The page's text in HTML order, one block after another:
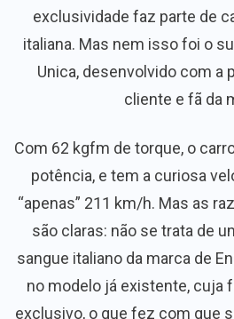
exclusividade faz parte de
italiana. Mas nem isso foi o
Unica, desenvolvido com a
cliente e fã da
Com 62 kgfm de torque, o
potência, e tem a curiosa
“apenas” 211 km/h. Mas as
são claras: não se trata de
sangue italiano da marca de
no modelo já existente, cuja
exclusivo, o que fez com que